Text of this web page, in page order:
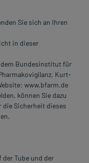
Sie sich an Ihren
in dieser
dem Bundesinstitut für
Kurt-
www.bfarm.de
können Sie dazu
die Sicherheit dieses
Tube und der